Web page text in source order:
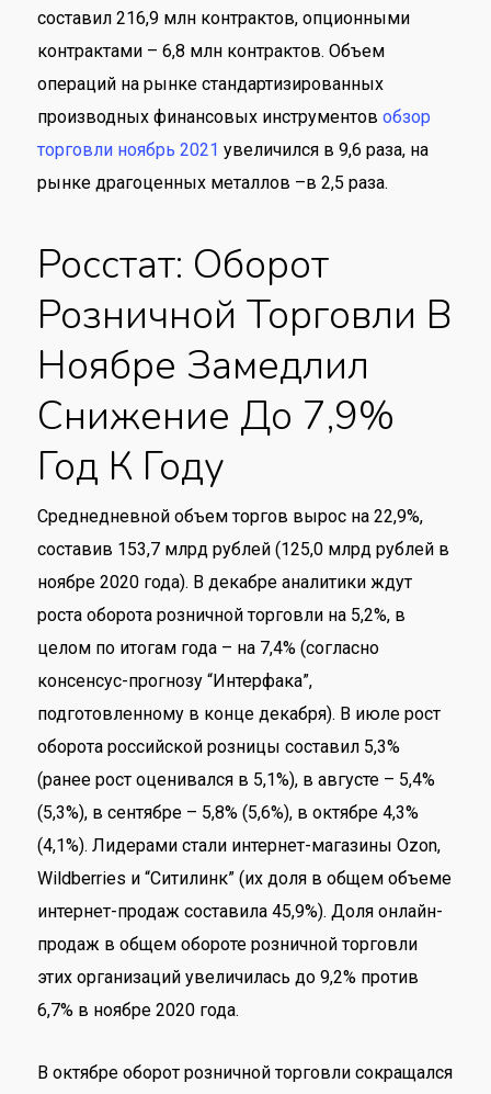
составил 216,9 млн контрактов, опционными
контрактами – 6,8 млн контрактов. Объем
операций на рынке стандартизированных
производных финансовых инструментов обзор
торговли ноябрь 2021 увеличился в 9,6 раза, на
рынке драгоценных металлов –в 2,5 раза.
Росстат: Оборот
Розничной Торговли В
Ноябре Замедлил
Снижение До 7,9%
Год К Году
Среднедневной объем торгов вырос на 22,9%,
составив 153,7 млрд рублей (125,0 млрд рублей в
ноябре 2020 года). В декабре аналитики ждут
роста оборота розничной торговли на 5,2%, в
целом по итогам года – на 7,4% (согласно
консенсус-прогнозу “Интерфака”,
подготовленному в конце декабря). В июле рост
оборота российской розницы составил 5,3%
(ранее рост оценивался в 5,1%), в августе – 5,4%
(5,3%), в сентябре – 5,8% (5,6%), в октябре 4,3%
(4,1%). Лидерами стали интернет-магазины Ozon,
Wildberries и “Ситилинк” (их доля в общем объеме
интернет-продаж составила 45,9%). Доля онлайн-
продаж в общем обороте розничной торговли
этих организаций увеличилась до 9,2% против
6,7% в ноябре 2020 года.
В октябре оборот розничной торговли сокращался